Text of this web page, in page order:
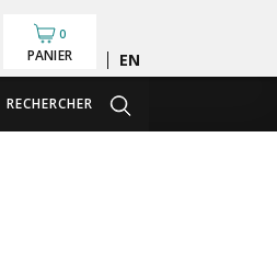
0
PANIER English
RECHERCHER